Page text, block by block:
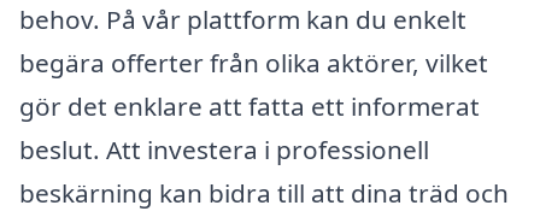
behov. På vår plattform kan du enkelt
begära offerter från olika aktörer, vilket
gör det enklare att fatta ett informerat
beslut. Att investera i professionell
beskärning kan bidra till att dina träd och